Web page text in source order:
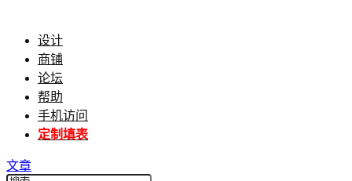
设计
商铺
论坛
帮助
手机访问
定制填表
文章